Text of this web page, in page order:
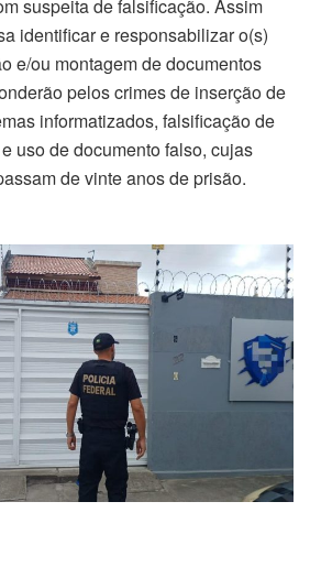
suspeita de falsificação. Assim
identificar e responsabilizar o(s)
e/ou montagem de documentos
pelos crimes de inserção de
informatizados, falsificação de
uso de documento falso, cujas
de vinte anos de prisão.